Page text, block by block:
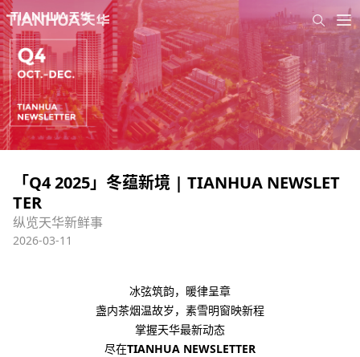
「Q4 2025」冬蕴新境 | TIANHUA NEWSLET
TER
纵览天华新鲜事
2026-03-11
冰弦筑韵，暖律呈章
盏内茶烟温故岁， 素雪明窗映新程
掌握天华最新动态
尽在TIANHUA NEWSLETTER